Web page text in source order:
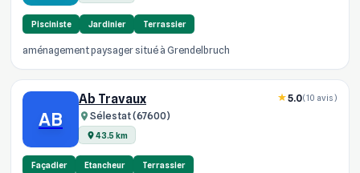
Pisciniste Jardinier Terrassier
aménagement paysager situé à Grendelbruch
AB
Ab Travaux
Sélestat (67600)
43.5 km
5.0(10 avis)
Façadier Etancheur Terrassier